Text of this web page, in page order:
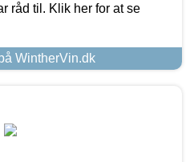
råd til. Klik her for at se
WintherVin.dk